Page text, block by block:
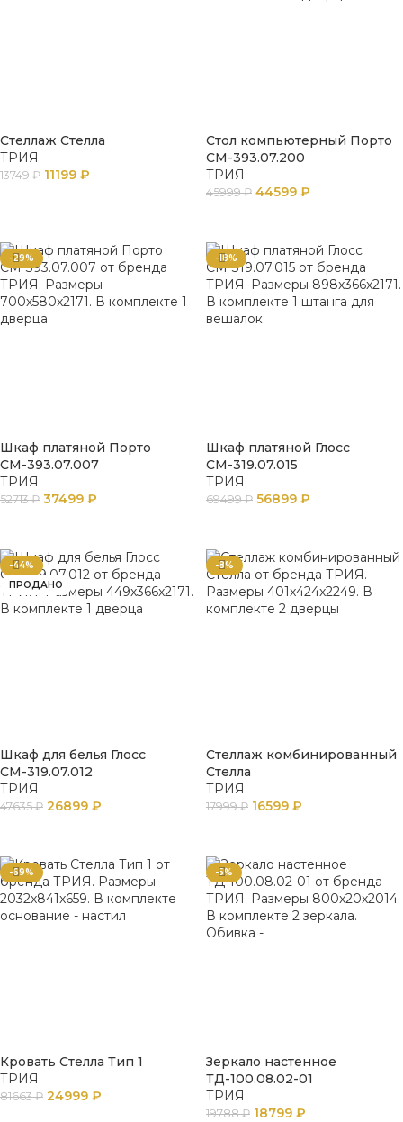
Стеллаж Стелла
ТРИЯ
13749₽ 11199 ₽
Стол компьютерный Порто
СМ-393.07.200
ТРИЯ
45999₽ 44599 ₽
-29%
Шкаф платяной Порто
СМ-393.07.007
ТРИЯ
52713₽ 37499 ₽
-18%
Шкаф платяной Глосс
СМ-319.07.015
ТРИЯ
69499₽ 56899 ₽
-44%
ПРОДАНО
Шкаф для белья Глосс
СМ-319.07.012
ТРИЯ
47635₽ 26899 ₽
-8%
Стеллаж комбинированный
Стелла
ТРИЯ
17999₽ 16599 ₽
-69%
Кровать Стелла Тип 1
ТРИЯ
81663₽ 24999 ₽
-5%
Зеркало настенное
ТД-100.08.02-01
ТРИЯ
19788₽ 18799 ₽